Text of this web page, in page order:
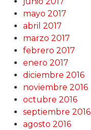
mayo 2017
abril 2017
marzo 2017
febrero 2017
enero 2017
diciembre 2016
noviembre 2016
octubre 2016
septiembre 2016
agosto 2016